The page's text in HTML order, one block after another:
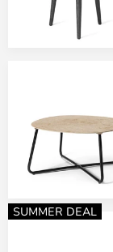
SUMMER DEAL